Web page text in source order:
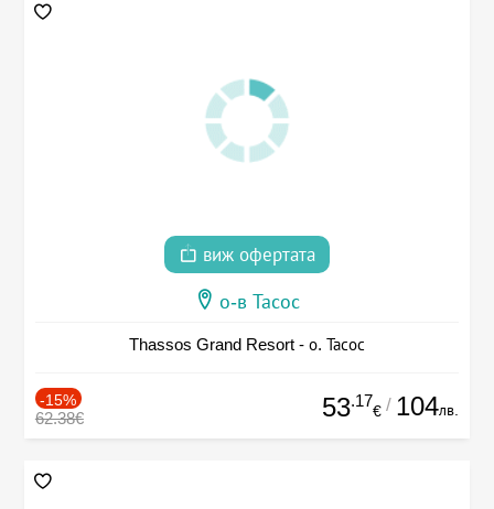
виж офертата
о-в Тасос
Thassos Grand Resort - о. Тасос
-15%
62.38€ 53.17
€ / 104лв.